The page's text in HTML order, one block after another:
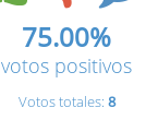
75.00%
votos positivos
Votos totales: 8